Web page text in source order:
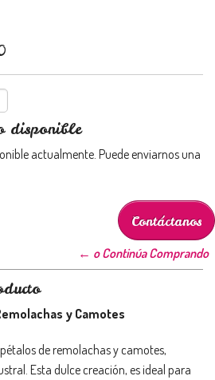
disponible
actualmente. Puede enviarnos una
Contáctanos
← o Continúa Comprando
y Camotes
de remolachas y camotes,
Esta dulce creación, es ideal para